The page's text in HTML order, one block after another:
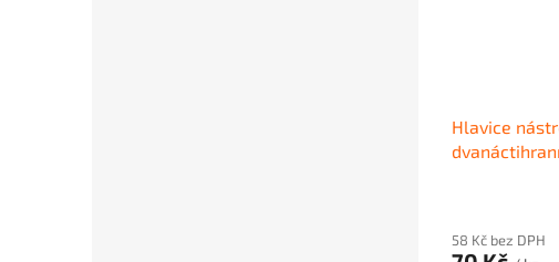
Hlavice
58 Kč bez DPH